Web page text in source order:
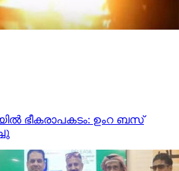
ഭീകരാപകടം: ഉംറ ബസ്